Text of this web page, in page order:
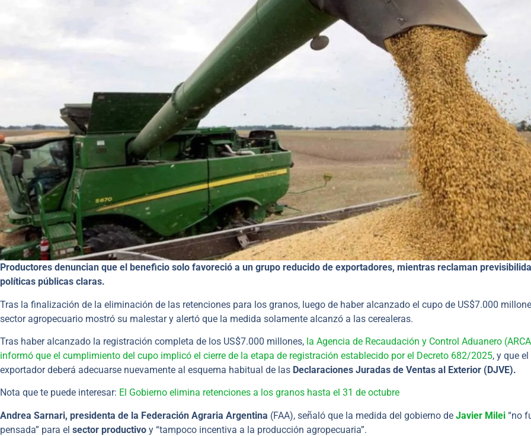
Productores denuncian que el beneficio solo favoreció a un grupo reducido de exportadores, mientras reclaman
políticas públicas claras.
Tras la finalización de la eliminación de las retenciones para los granos, luego de haber alcanzado el cupo de US$7.000
sector agropecuario mostró su malestar y alertó que la medida solamente alcanzó a las cerealeras.
Tras haber alcanzado la registración completa de los US$7.000 millones, la Agencia de Recaudación y Control Aduanero
informó que el cumplimiento del cupo implicó el cierre de la etapa de registración establecido por el Decreto 682/2025, y que
exportador deberá adecuarse nuevamente al esquema habitual de las Declaraciones Juradas de Ventas al Exterior (DJVE).
Nota que te puede interesar: El Gobierno elimina retenciones a los granos hasta el 31 de octubre
Andrea Sarnari, presidenta de la Federación Agraria Argentina (FAA), señaló que la medida del gobierno de Javier Milei “no
pensada” para el sector productivo y “tampoco incentiva a la producción agropecuaria”.